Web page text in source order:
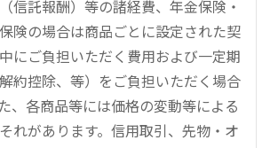
信託報酬）等の諸経費、年金保険・
険の場合は商品ごとに設定された契
にご負担いただく費用および一定期
約控除、等）をご負担いただく場合
、各商品等には価格の変動等による
れがあります。信用取引、先物・オ